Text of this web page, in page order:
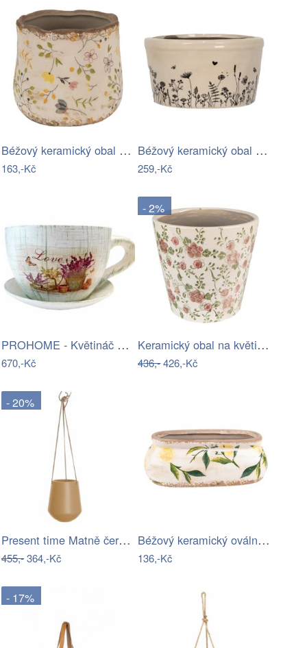
Béžový keramický obal na květináč se…
163,-Kč
Béžový keramický obal na květináč s…
259,-Kč
PROHOME - Květináč hrnek Levandule
670,-Kč
- 2%
Keramický obal na květináč s růžovými…
436,-426,-Kč
- 20%
Present time Matně černý keramický…
455,-364,-Kč
Béžový keramický oválný obal na…
136,-Kč
- 17%